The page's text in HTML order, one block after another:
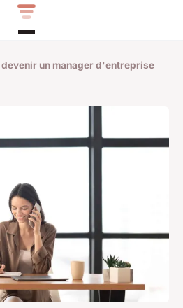
devenir un manager d'entreprise